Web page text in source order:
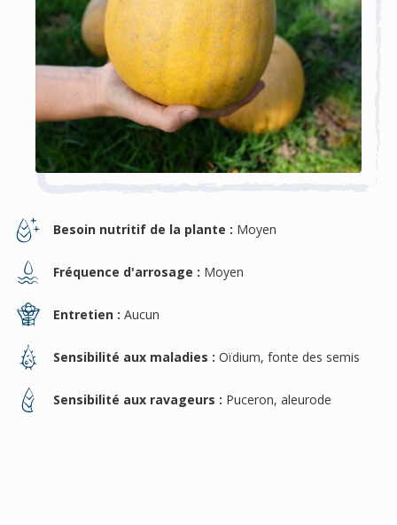
Besoin nutritif de la plante : Moyen
Fréquence d'arrosage : Moyen
Entretien : Aucun
Sensibilité aux maladies : Oïdium, fonte des semis
Sensibilité aux ravageurs : Puceron, aleurode